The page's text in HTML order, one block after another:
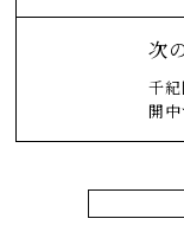
次
千
開